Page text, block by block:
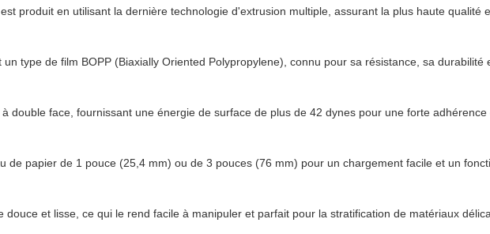
produit en utilisant la dernière technologie d'extrusion multiple, assurant la plus haute qualité
type de film BOPP (Biaxially Oriented Polypropylene), connu pour sa résistance, sa durabilité
double face, fournissant une énergie de surface de plus de 42 dynes pour une forte adhérence
de papier de 1 pouce (25,4 mm) ou de 3 pouces (76 mm) pour un chargement facile et un
douce et lisse, ce qui le rend facile à manipuler et parfait pour la stratification de matériaux